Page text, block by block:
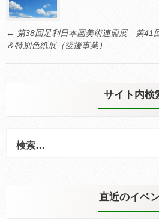
← 第38回足利日本画美術連盟展
＆特別色紙展（後援事業）
第41
サイト内検
索:
直近のイベ